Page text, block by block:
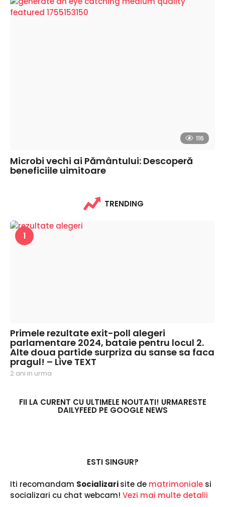
116
Microbi vechi ai Pământului: Descoperă
beneficiile uimitoare
TRENDING
1
Primele rezultate exit-poll alegeri
parlamentare 2024, bataie pentru locul 2.
Alte doua partide surpriza au sanse sa faca
pragul! – Live TEXT
2 ani in urma
i
FII LA CURENT CU ULTIMELE NOUTATI! URMARESTE
DAILYFEED PE GOOGLE NEWS
ESTI SINGUR?
Iti recomandam Socializarisite de matrimoniale si
socializari cu chat webcam! Vezi mai multe detalii